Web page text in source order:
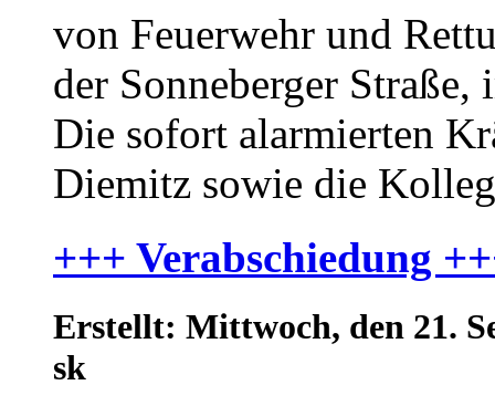
von Feuerwehr und
der Sonneberger
Die sofort alarmierten
Diemitz sowie die
+++ Verabschiedung
Erstellt: Mittwoch, den 21.
sk